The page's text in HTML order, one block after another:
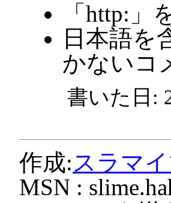
「http:」
日本語を
かないコ
書いた日:
作成:スラマ
MSN :